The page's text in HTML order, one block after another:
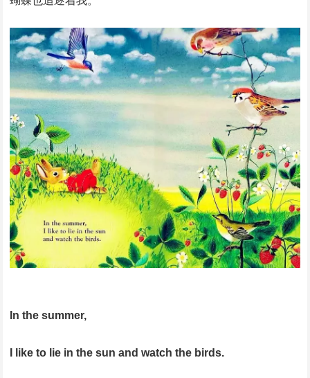
In the summer,
I like to lie in the sun and watch the birds.